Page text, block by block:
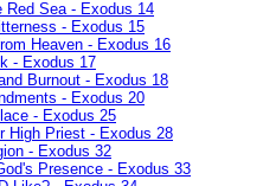
Red Sea - Exodus 14
- Exodus 15
Heaven - Exodus 16
- Exodus 17
Burnout - Exodus 18
- Exodus 20
- Exodus 25
High Priest - Exodus 28
- Exodus 32
Presence - Exodus 33